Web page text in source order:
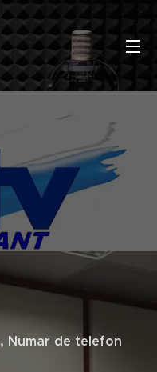
, Numar de telefon